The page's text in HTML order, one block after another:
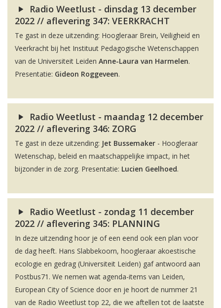
Radio Weetlust - dinsdag 13 december
2022 // aflevering 347: VEERKRACHT
Te gast in deze uitzending: Hoogleraar Brein, Veiligheid en
Veerkracht bij het Instituut Pedagogische Wetenschappen
van de Universiteit Leiden Anne-Laura van Harmelen.
Presentatie: Gideon Roggeveen.
Radio Weetlust - maandag 12 december
2022 // aflevering 346: ZORG
Te gast in deze uitzending: Jet Bussemaker - Hoogleraar
Wetenschap, beleid en maatschappelijke impact, in het
bijzonder in de zorg. Presentatie: Lucien Geelhoed.
Radio Weetlust - zondag 11 december
2022 // aflevering 345: PLANNING
In deze uitzending hoor je of een eend ook een plan voor
de dag heeft. Hans Slabbekoorn, hoogleraar akoestische
ecologie en gedrag (Universiteit Leiden) gaf antwoord aan
Postbus71. We nemen wat agenda-items van Leiden,
European City of Science door en je hoort de nummer 21
van de Radio Weetlust top 22, die we aftellen tot de laatste